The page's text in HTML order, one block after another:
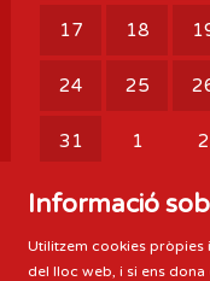
17 18
24 25
31 1 2
Mes anterior
Informació
Utilitzem cookies
del lloc web, i si ens